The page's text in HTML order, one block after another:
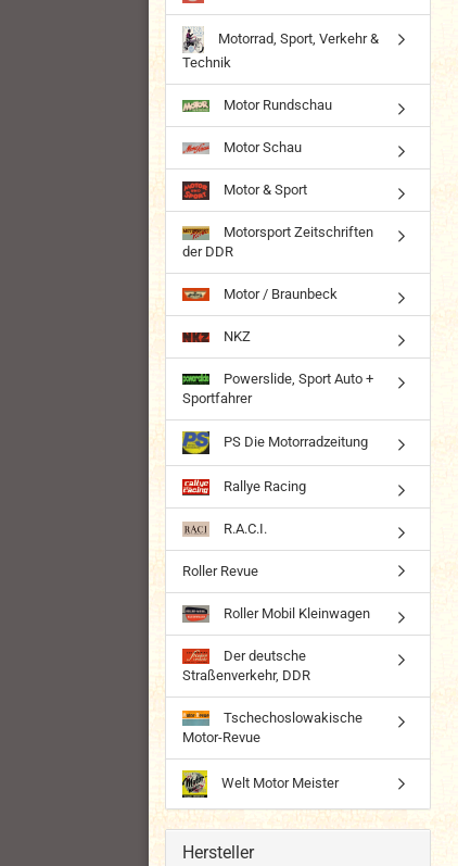
Motorrad, Sport, Verkehr &
Technik
Motor Rundschau
Motor Schau
Motor & Sport
Motorsport Zeitschriften
der DDR
Motor / Braunbeck
NKZ
Powerslide, Sport Auto +
Sportfahrer
PS Die Motorradzeitung
Rallye Racing
R.A.C.I.
Roller Revue
Roller Mobil Kleinwagen
Der deutsche
Straßenverkehr, DDR
Tschechoslowakische
Motor-Revue
Welt Motor Meister
Hersteller